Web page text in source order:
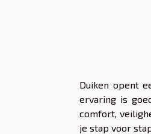
Duiken opent
ervaring is
comfort,
je stap voor